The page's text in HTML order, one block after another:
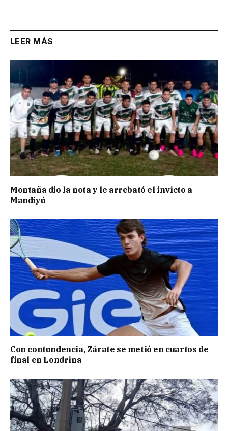
LEER MÁS
Montaña dio la nota y le arrebató el invicto a
Mandiyú
Con contundencia, Zárate se metió en cuartos de
final en Londrina